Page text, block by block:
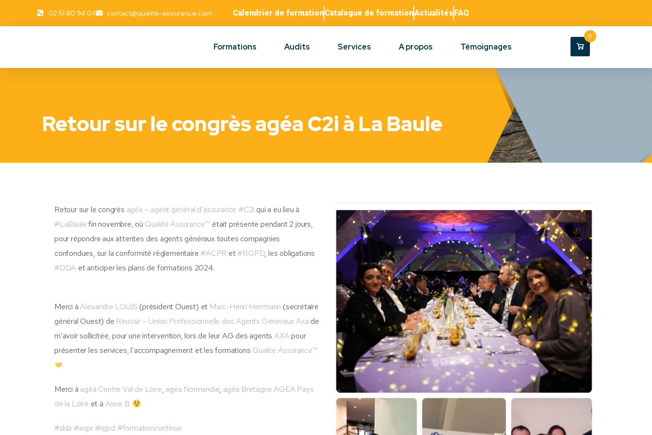
02 51 80 94 04 contact@qualite-assurance.com Calendrier de formationCatalogue de formationActualitésFAQ
Formations Audits Services A propos Témoignages
0
Retour sur le congrès agéa C2i à La Baule
Retour sur le congrès agéa – agent général d’assurance #C2i qui a eu lieu à
#LaBaulefin novembre, où Qualité Assurance™ était présente pendant 2 jours,
pour répondre aux attentes des agents généraux toutes compagnies
confondues, sur la conformité réglementaire #ACPR et#RGPD, les obligations
#DDA et anticiper les plans de formations 2024.
Merci àAlexandre LOUIS (président Ouest) et Marc-Henri Herrmann (secrétaire
général Ouest) de Reussir – Union Professionnelle des Agents Généraux Axa de
m’avoir sollicitée, pour une intervention, lors de leur AG des agents AXApour
présenter les services, l’accompagnement et les formations Qualité Assurance™
Merci à agéa Centre Val de Loire, agéa Normandie, agéa Bretagne AGEA Pays
de la Loire et à Anne B.
#dda #acpr #rgpd #formationcontinue